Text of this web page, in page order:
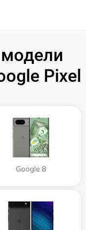
Pixel
Google 8